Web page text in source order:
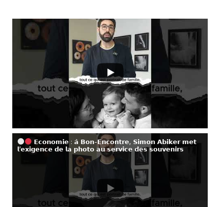
𝗘𝗰𝗼𝗻𝗼𝗺𝗶𝗲 : 𝗮̀ 𝗕𝗼𝗻-𝗘𝗻𝗰𝗼𝗻𝘁𝗿𝗲, 𝗦𝗶𝗺𝗼𝗻 𝗔𝗯𝗶𝗸𝗲𝗿 𝗺𝗲𝘁
𝗹’𝗲𝘅𝗶𝗴𝗲𝗻𝗰𝗲 𝗱𝗲 𝗹𝗮 𝗽𝗵𝗼𝘁𝗼 𝗮𝘂 𝘀𝗲𝗿𝘃𝗶𝗰𝗲 𝗱𝗲𝘀 𝘀𝗼𝘂𝘃𝗲𝗻𝗶𝗿𝘀